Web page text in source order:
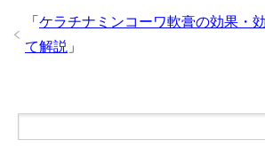
「 ケラチナミンコーワ軟膏の効果・
て解説 」